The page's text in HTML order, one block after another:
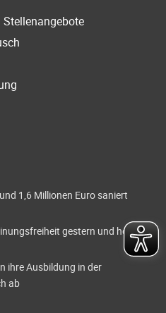
1,6 Millionen Euro saniert
gestern und heute
ihre Ausbildung in der
ab